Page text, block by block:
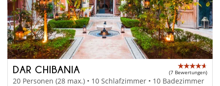
DAR CHIBANIA (7 Bewertungen)
20 Personen (28 max.) • 10 Schlafzimmer • 10 Badezimmer